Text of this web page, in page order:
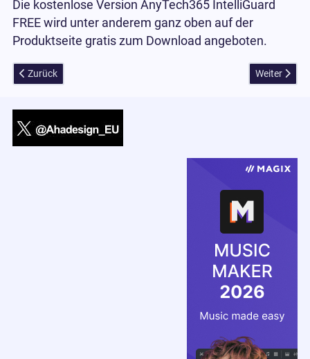
Die kostenlose Version AnyTech365 IntelliGuard
FREE wird unter anderem ganz oben auf der
Produktseite gratis zum Download angeboten.
Vorheriger Beitrag: 3D CAD Pro und Architecture 12 + Home Design
Zurück Nächster
Weiter